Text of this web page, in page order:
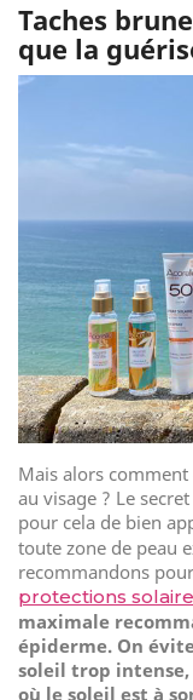
Taches
que la
Mais alors
au visage ? Le
pour cela de bien
toute zone de peau
recommandons
protections
maximale
épiderme. On
soleil trop
où le soleil est à